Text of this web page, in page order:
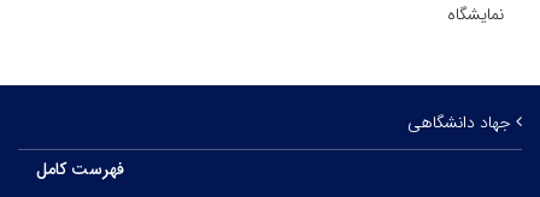
نمایشگاه
جهاد دانشگاهی
فهرست کامل